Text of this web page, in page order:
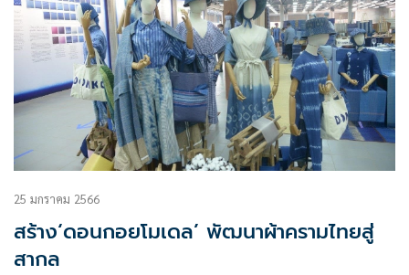
25 มกราคม 2566
สร้าง‘ดอนกอยโมเดล’ พัฒนาผ้าครามไทยสู่
สากล